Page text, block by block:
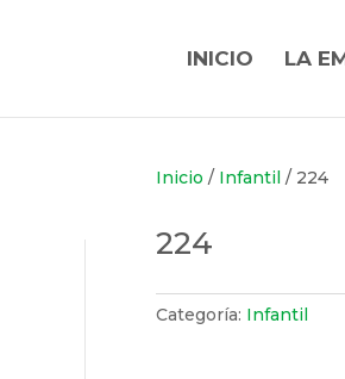
INICIO LA
Inicio / Infantil / 224
224
Categoría: Infantil